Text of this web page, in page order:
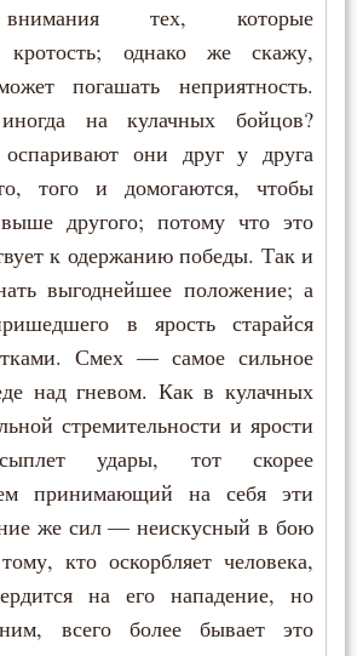
тех, которые
кротость; однако же скажу,
погашать неприятность.
на кулачных бойцов?
они друг у друга
того и домогаются, чтобы
другого; потому что это
к одержанию победы. Так и
выгоднейшее положение; а
в ярость старайся
Смех — самое сильное
над гневом. Как в кулачных
стремительности и ярости
удары, тот скорее
принимающий на себя эти
же сил — неискусный в бою
кто оскорбляет человека,
на его нападение, но
всего более бывает это